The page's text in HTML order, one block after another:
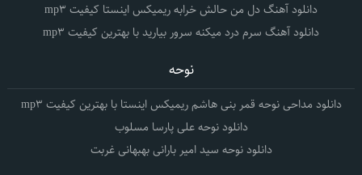
دانلود آهنگ دل من حالش خرابه ریمیکس اینستا کیفیت mp3
دانلود آهنگ سرم درد میکنه سرور بیارید با بهترین کیفیت mp3
نوحه
دانلود مداحی نوحه قمر بنی هاشم ریمیکس اینستا با بهترین کیفیت mp3
دانلود نوحه علی پارسا مسلوب
دانلود نوحه سید امیر بارانی بهبهانی غربت